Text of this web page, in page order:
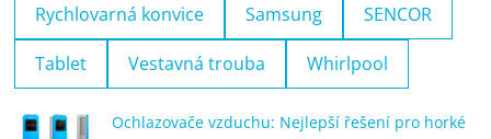
Rychlovarná konvice Samsung SENCOR
Tablet Vestavná trouba Whirlpool
Ochlazovače vzduchu: Nejlepší řešení pro horké